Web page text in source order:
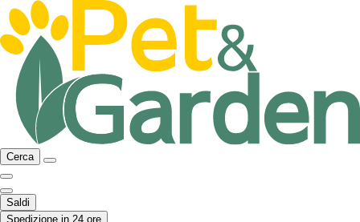
Cerca
Saldi
Spedizione in 24 ore